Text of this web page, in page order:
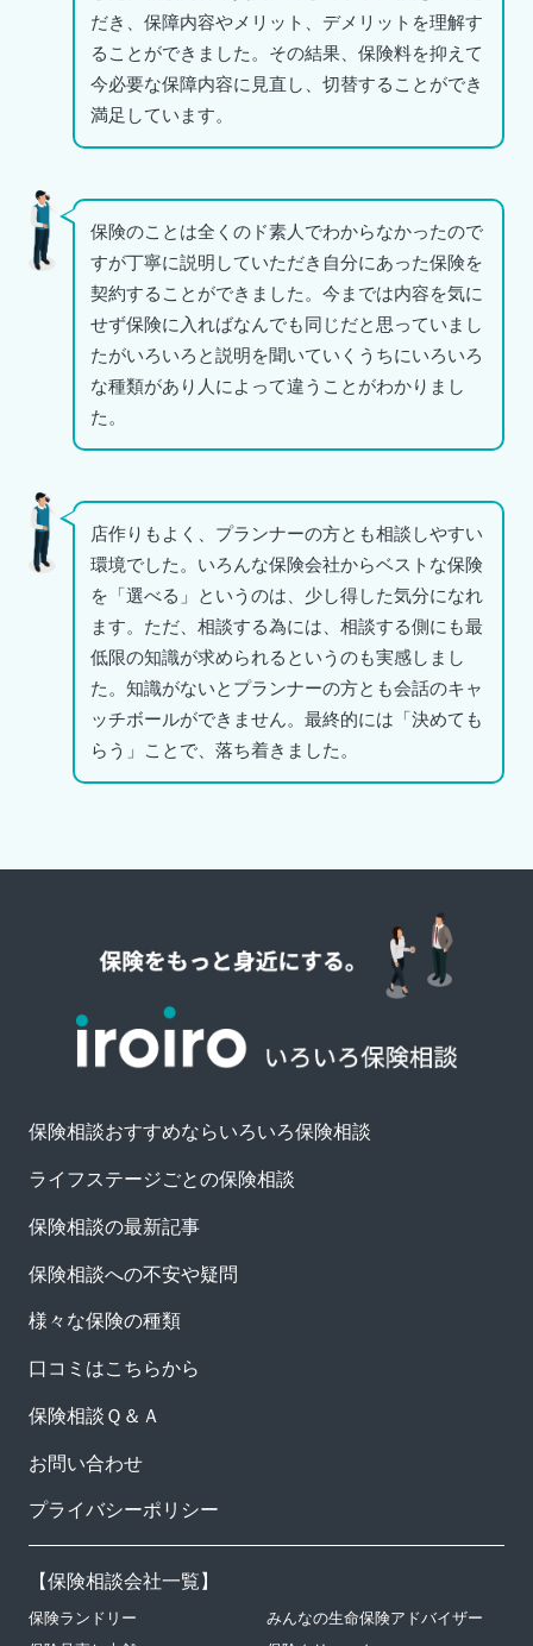
だき、保障内容やメリット、デメリットを理解す
ることができました。その結果、保険料を抑えて
今必要な保障内容に見直し、切替することができ
満足しています。
保険のことは全くのド素人でわからなかったので
すが丁寧に説明していただき自分にあった保険を
契約することができました。今までは内容を気に
せず保険に入ればなんでも同じだと思っていまし
たがいろいろと説明を聞いていくうちにいろいろ
な種類があり人によって違うことがわかりまし
た。
店作りもよく、プランナーの方とも相談しやすい
環境でした。いろんな保険会社からベストな保険
を「選べる」というのは、少し得した気分になれ
ます。ただ、相談する為には、相談する側にも最
低限の知識が求められるというのも実感しまし
た。知識がないとプランナーの方とも会話のキャ
ッチボールができません。最終的には「決めても
らう」ことで、落ち着きました。
保険相談おすすめならいろいろ保険相談
ライフステージごとの保険相談
保険相談の最新記事
保険相談への不安や疑問
様々な保険の種類
口コミはこちらから
保険相談Ｑ＆Ａ
お問い合わせ
プライバシーポリシー
【保険相談会社一覧】
保険ランドリー
みんなの生命保険アドバイザー